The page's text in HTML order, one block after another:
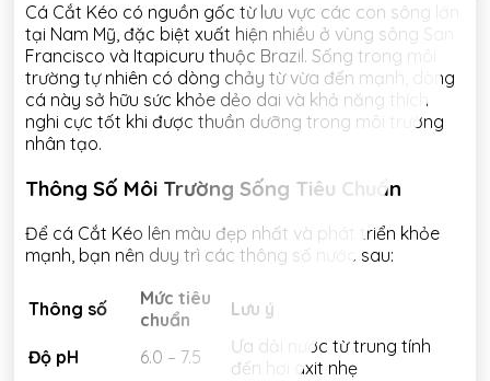
Cá Cắt Kéo có nguồn gốc từ lưu vực các con sông lớn
tại Nam Mỹ, đặc biệt xuất hiện nhiều ở vùng sông San
Francisco và Itapicuru thuộc Brazil. Sống trong môi
trường tự nhiên có dòng chảy từ vừa đến mạnh, dòng
cá này sở hữu sức khỏe dẻo dai và khả năng thích
nghi cực tốt khi được thuần dưỡng trong môi trường
nhân tạo.
Thông Số Môi Trường Sống Tiêu Chuẩn
Để cá Cắt Kéo lên màu đẹp nhất và phát triển khỏe
mạnh, bạn nên duy trì các thông số nước sau:
Thông số
Mức tiêu
chuẩn
Lưu ý
Độ pH 6.0 – 7.5
Ưa dải nước từ trung tính
đến hơi axit nhẹ